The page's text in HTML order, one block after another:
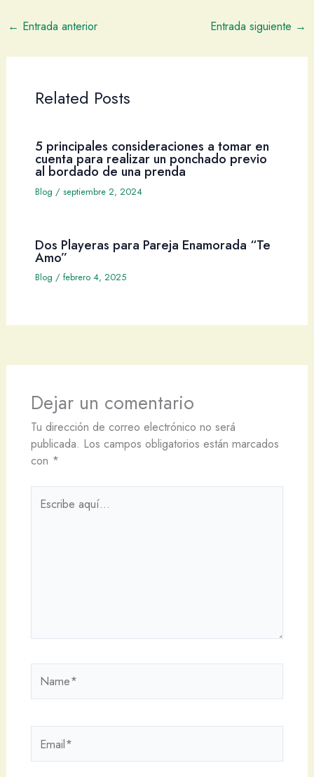
← Entrada anterior Entrada siguiente →
Related Posts
5 principales consideraciones a tomar en
cuenta para realizar un ponchado previo
al bordado de una prenda
Blog / septiembre 2, 2024
Dos Playeras para Pareja Enamorada “Te
Amo”
Blog / febrero 4, 2025
Dejar un comentario
Tu dirección de correo electrónico no será
publicada. Los campos obligatorios están marcados
con *
aquí...